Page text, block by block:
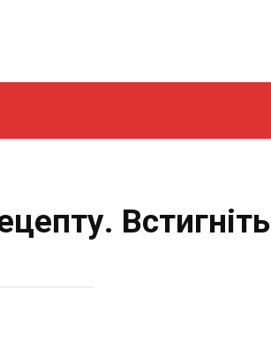
Встигніть